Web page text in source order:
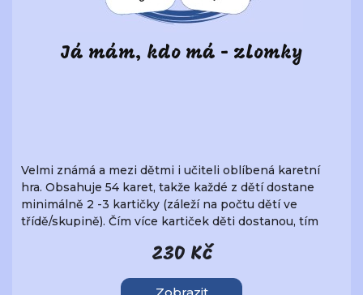
Já mám, kdo má - zlomky
Velmi známá a mezi dětmi i učiteli oblíbená karetní
hra. Obsahuje 54 karet, takže každé z dětí dostane
minimálně 2 -3 kartičky (záleží na počtu dětí ve
třídě/skupině). Čím více kartiček děti dostanou, tím
jednoduché, jak se na první pohled zdá. Rozměr karty
230 Kč